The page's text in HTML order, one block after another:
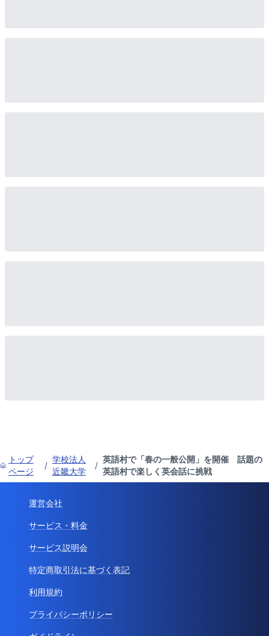
トップ
ページ
/
学校法人
近畿大学
/
英語村で「春の一般公開」を開催 話題の
英語村で楽しく英会話に挑戦
運営会社
サービス・料金
サービス説明会
特定商取引法に基づく表記
利用規約
プライバシーポリシー